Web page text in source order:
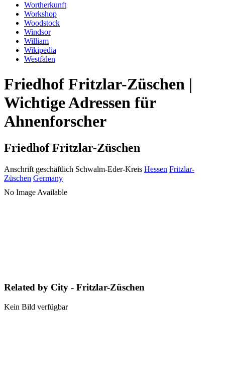
Wortherkunft
Workshop
Woodstock
Windsor
William
Wikipedia
Westfalen
Friedhof Fritzlar-Züschen |
Wichtige Adressen für
Ahnenforscher
Friedhof Fritzlar-Züschen
Anschrift geschäftlich Schwalm-Eder-Kreis Hessen Fritzlar-
Züschen Germany
No Image Available
Related by City - Fritzlar-Züschen
Kein Bild verfügbar